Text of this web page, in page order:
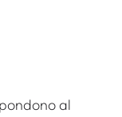
al